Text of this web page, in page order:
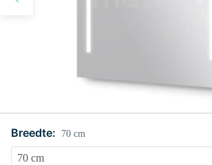
Breedte: 70 cm